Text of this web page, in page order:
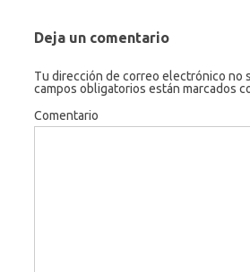
Deja un comentario
Tu dirección de correo electrónico no
campos obligatorios están marcados
Comentario